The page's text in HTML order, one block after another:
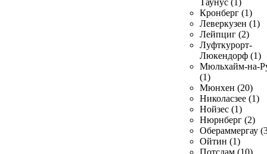
Таунус (1)
Кронберг (1)
Леверкузен (1)
Лейпциг (2)
Луфткурорт-
Люкендорф (1)
Мюльхайм-на-
(1)
Мюнхен (20)
Николасзее (1)
Нойзес (1)
Нюрнберг (2)
Обераммергау
Ойтин (1)
Потсдам (10)